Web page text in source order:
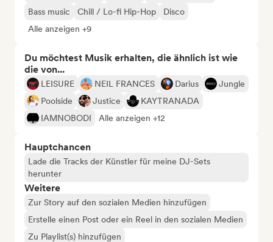
Bass music
Chill / Lo-fi Hip-Hop
Disco
Alle anzeigen +9
Du möchtest Musik erhalten, die ähnlich ist wie
die von...
LEISURE NEIL FRANCES Darius
Jungle
Poolside
Justice
KAYTRANADA
IAMNOBODI
Alle anzeigen +12
Hauptchancen
Lade die Tracks der Künstler für meine DJ-Sets
herunter
Weitere
Zur Story auf den sozialen Medien hinzufügen
Erstelle einen Post oder ein Reel in den sozialen Medien
Zu Playlist(s) hinzufügen